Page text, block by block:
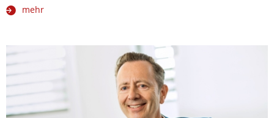
mehr